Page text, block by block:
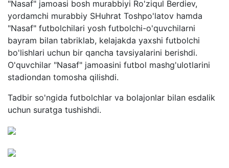
"Nasaf" jamoasi bosh murabbiyi Ro'ziqul Berdiev,
yordamchi murabbiy SHuhrat Toshpo'latov hamda
"Nasaf" futbolchilari yosh futbolchi-o'quvchilarni
bayram bilan tabriklab, kelajakda yaxshi futbolchi
bo'lishlari uchun bir qancha tavsiyalarini berishdi.
O'quvchilar "Nasaf" jamoasini futbol mashg'ulotlarini
stadiondan tomosha qilishdi.
Tadbir so'ngida futbolchlar va bolajonlar bilan esdalik
uchun suratga tushishdi.